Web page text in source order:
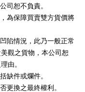
司恕不負責。
為保障買賣雙方貨價將
陷情況，此乃一般正常
觀之貨物，本公司恕
由。
缺件或爛件。
更換之最終權利。